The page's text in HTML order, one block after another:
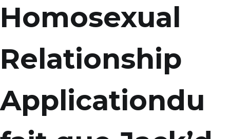
Homosexual
Relationship
Applicationdu